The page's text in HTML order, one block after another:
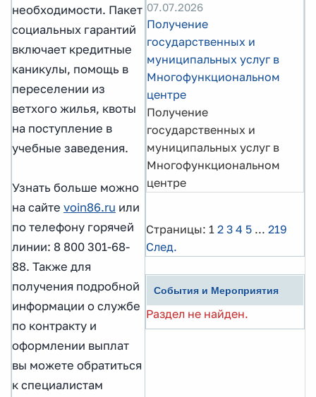
необходимости. Пакет
социальных гарантий
включает кредитные
каникулы, помощь в
переселении из
ветхого жилья, квоты
на поступление в
учебные заведения.
Узнать больше можно
на сайте voin86.ru или
по телефону горячей
линии: 8 800 301-68-
88. Также для
получения подробной
информации о службе
по контракту и
оформлении выплат
вы можете обратиться
к специалистам
07.07.2026
Получение
государственных и
муниципальных услуг в
Многофункциональном
центре
Получение
государственных и
муниципальных услуг в
Многофункциональном
центре
Страницы: 1 2 3 4 5 ... 219
След.
События и Мероприятия
Раздел не найден.